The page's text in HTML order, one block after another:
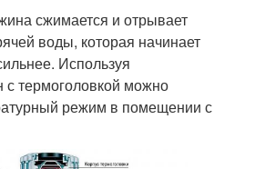
сжимается и отрывает
воды, которая начинает
Используя
с термоголовкой можно
режим в помещении с